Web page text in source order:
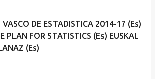
VASCO DE ESTADISTICA 2014-17 (Es)
PLAN FOR STATISTICS (Es) EUSKAL
(Es)